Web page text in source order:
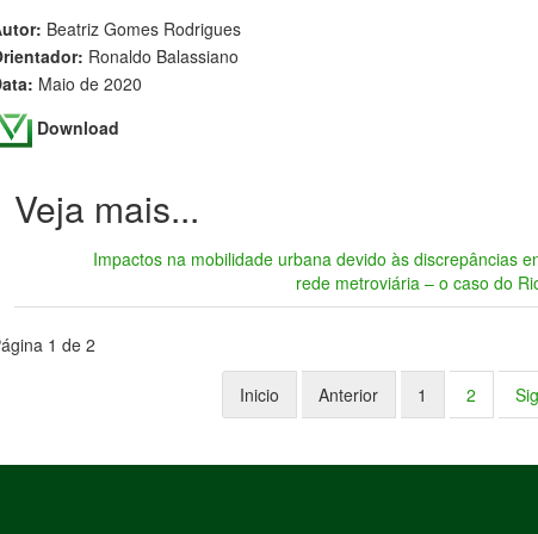
Beatriz Gomes Rodrigues
Ronaldo Balassiano
Maio de 2020
Download
Impactos na mobilidade urbana devido às discrepâncias
rede metroviária – o caso do
1 de 2
Inicio Anterior 1 2